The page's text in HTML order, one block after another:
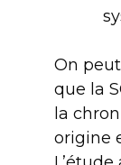
On
que la
la
origine